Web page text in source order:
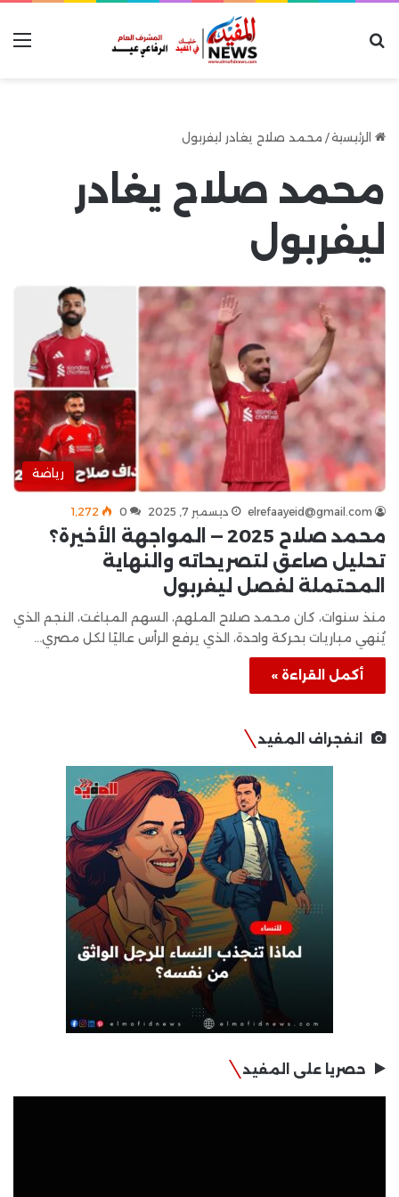
الرئيسية/ محمد صلاح يغادر ليفربول
محمد صلاح يغادر
ليفربول
رياضة
elrefaayeid@gmail.com ديسمبر 7, 2025 0 1٬272
محمد صلاح 2025 — المواجهة الأخيرة؟
تحليل صاعق لتصريحاته والنهاية
المحتملة لفصل ليفربول
منذ سنوات، كان محمد صلاح الملهم، السهم المباغت، النجم الذي
يُنهي مباريات بحركة واحدة، الذي يرفع الرأس عاليًا لكل مصري…
أكمل القراءة »
انفجراف المفيد
حصريا على المفيد